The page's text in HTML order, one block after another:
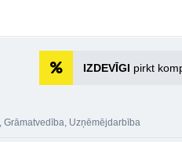
IZDEVĪGI pirkt
, Grāmatvedība, Uzņēmējdarbība